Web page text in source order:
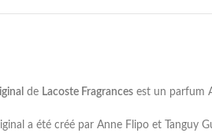
de Lacoste Fragrances est un parfum
a été créé par Anne Flipo et Tanguy